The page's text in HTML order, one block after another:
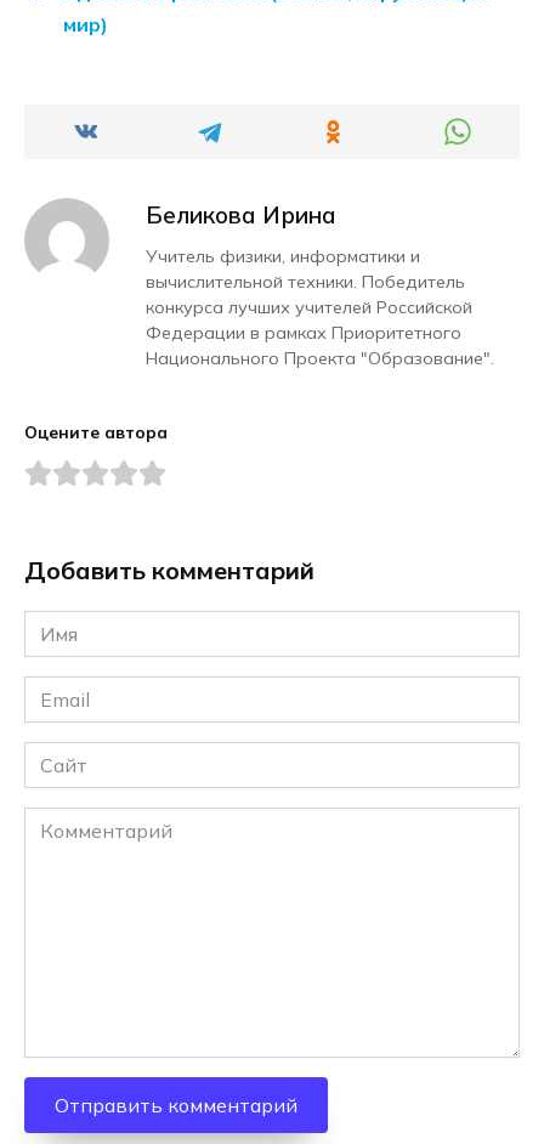
мир)
Беликова Ирина
Учитель физики, информатики и
вычислительной техники. Победитель
конкурса лучших учителей Российской
Федерации в рамках Приоритетного
Национального Проекта "Образование".
Оцените автора
Добавить комментарий
Имя
*
Email
*
Сайт
Комментарий